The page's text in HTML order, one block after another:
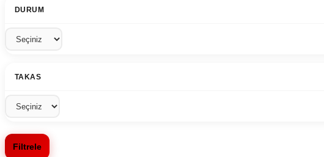
DURUM
TAKAS
Filtrele